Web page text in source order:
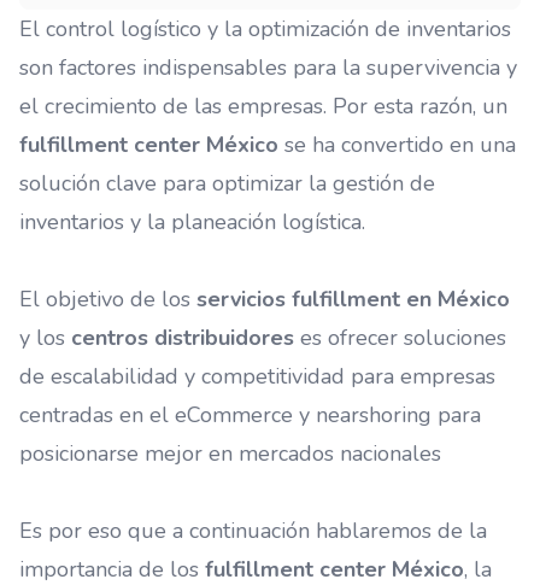
El control logístico y la optimización de inventarios
son factores indispensables para la supervivencia y
el crecimiento de las empresas. Por esta razón, un
fulfillment center México se ha convertido en una
solución clave para optimizar la gestión de
inventarios y la planeación logística.
El objetivo de los servicios fulfillment en México
y los centros distribuidores es ofrecer soluciones
de escalabilidad y competitividad para empresas
centradas en el eCommerce y nearshoring para
posicionarse mejor en mercados nacionales
Es por eso que a continuación hablaremos de la
importancia de los fulfillment center México, la